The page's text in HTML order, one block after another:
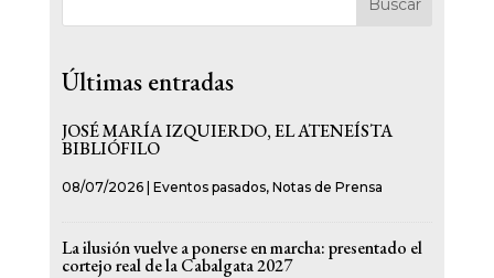
Buscar
Últimas entradas
JOSÉ MARÍA IZQUIERDO, EL ATENEÍSTA
BIBLIÓFILO
08/07/2026| Eventos pasados, Notas de Prensa
La ilusión vuelve a ponerse en marcha: presentado el
cortejo real de la Cabalgata 2027